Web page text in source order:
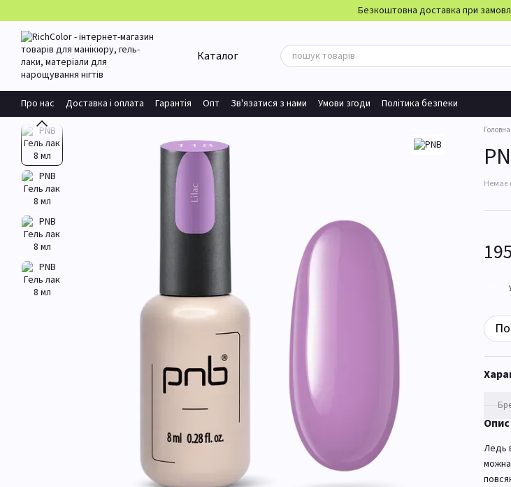
Безкоштовна доставка при
Каталог
Про нас Доставка і оплата Гарантія Опт Зв'язатися з нами Умови згоди Політика безпеки
Головна
Немає
Опис
Ледь
можна